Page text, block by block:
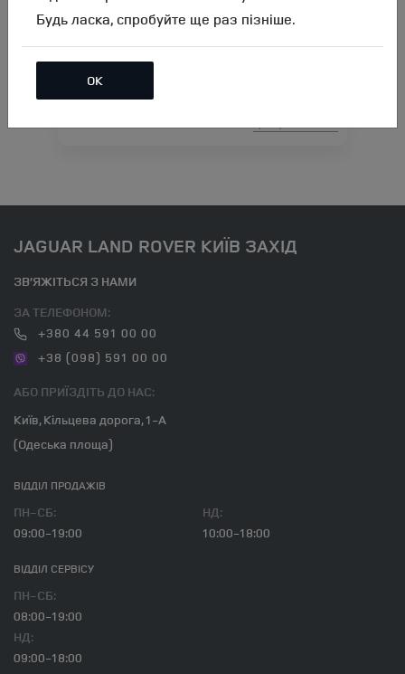
плівкою XPEL, 3M
Ціна аксесуара
JAGUAR LAND ROVER КИЇВ ЗАХІД
ЗВ’ЯЖІТЬСЯ З НАМИ
ЗА ТЕЛЕФОНОМ:
+380 44 591 00 00
+38 (098) 591 00 00
АБО ПРИЇЗДІТЬ ДО НАС:
Київ, Кільцева дорога, 1-А
(Одеська площа)
ВІДДІЛ ПРОДАЖІВ
ПН-СБ:
09:00-19:00
НД:
10:00-18:00
ВІДДІЛ CЕРВІСУ
ПН-СБ:
08:00-19:00
НД:
09:00-18:00
Будь ласка, спробуйте ще раз пізніше.
ОК